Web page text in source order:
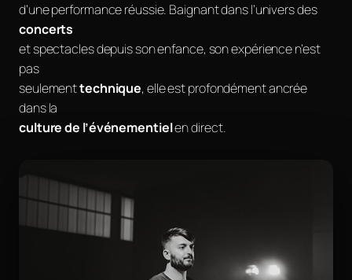
d’une performance réussie. Baignant dans l’univers des
concerts
et spectacles depuis son enfance, son expérience n’est
pas
seulementtechnique, elle est profondément ancrée
dans la
culture de l’événementielen direct.